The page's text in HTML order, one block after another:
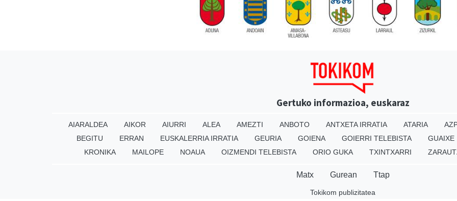
Gertuko informazioa, euskaraz
AIARALDEA AIKOR AIURRI ALEA AMEZTI ANBOTO ANTXETA IRRATIA ATARIA
BEGITU
ERRAN EUSKALERRIA IRRATIA GEURIA GOIENA GOIERRI TELEBISTA GUAIXE
KRONIKA
MAILOPE NOAUA OIZMENDI TELEBISTA ORIO GUKA TXINTXARRI
Matx Gurean Ttap
Tokikom publizitatea